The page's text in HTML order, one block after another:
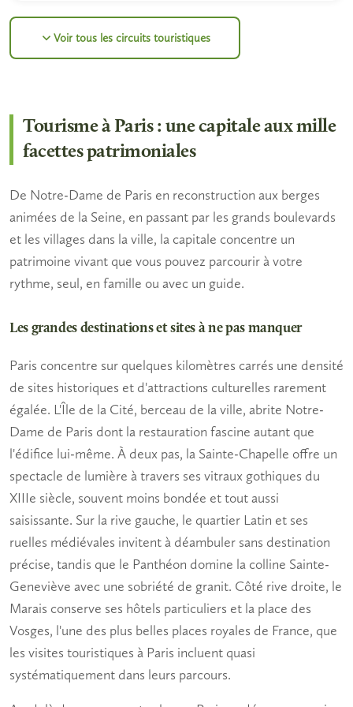
Voir tous les circuits touristiques
Tourisme à Paris : une capitale aux mille
facettes patrimoniales
De Notre-Dame de Paris en reconstruction aux berges
animées de la Seine, en passant par les grands boulevards
et les villages dans la ville, la capitale concentre un
patrimoine vivant que vous pouvez parcourir à votre
rythme, seul, en famille ou avec un guide.
Les grandes destinations et sites à ne pas manquer
Paris concentre sur quelques kilomètres carrés une densité
de sites historiques et d'attractions culturelles rarement
égalée. L'Île de la Cité, berceau de la ville, abrite Notre-
Dame de Paris dont la restauration fascine autant que
l'édifice lui-même. À deux pas, la Sainte-Chapelle offre un
spectacle de lumière à travers ses vitraux gothiques du
XIIIe siècle, souvent moins bondée et tout aussi
saisissante. Sur la rive gauche, le quartier Latin et ses
ruelles médiévales invitent à déambuler sans destination
précise, tandis que le Panthéon domine la colline Sainte-
Geneviève avec une sobriété de granit. Côté rive droite, le
Marais conserve ses hôtels particuliers et la place des
Vosges, l'une des plus belles places royales de France, que
les visites touristiques à Paris incluent quasi
systématiquement dans leurs parcours.